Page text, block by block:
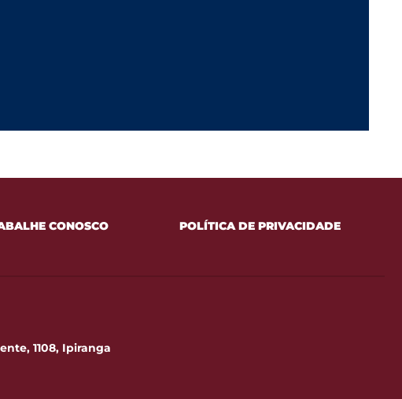
CONOSCO POLÍTICA DE PRIVACIDADE
1108, Ipiranga